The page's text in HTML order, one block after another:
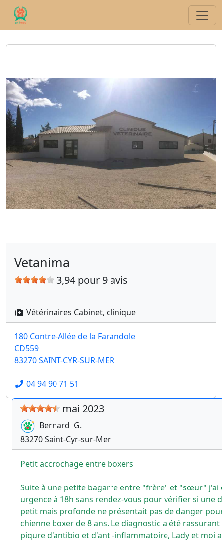
Vetanima
3,94 pour 9 avis
Vétérinaires Cabinet, clinique
180 Contre-Allée de la Farandole
CD559
83270 SAINT-CYR-SUR-MER
04 94 90 71 51
mai 2023
Bernard G.
83270Saint-Cyr-sur-Mer
Petit accrochage entre boxers
Suite à une petite bagarre entre "frère" et "sœur" j'ai
urgence à 18h sans rendez-vous pour vérifier si une des plaies
petit mais profonde ne présentait pas de danger
chienne boxer de 8 ans. Le diagnostic a été
piqure d'antibio et d'anti-inflammatoire, Lady et moi